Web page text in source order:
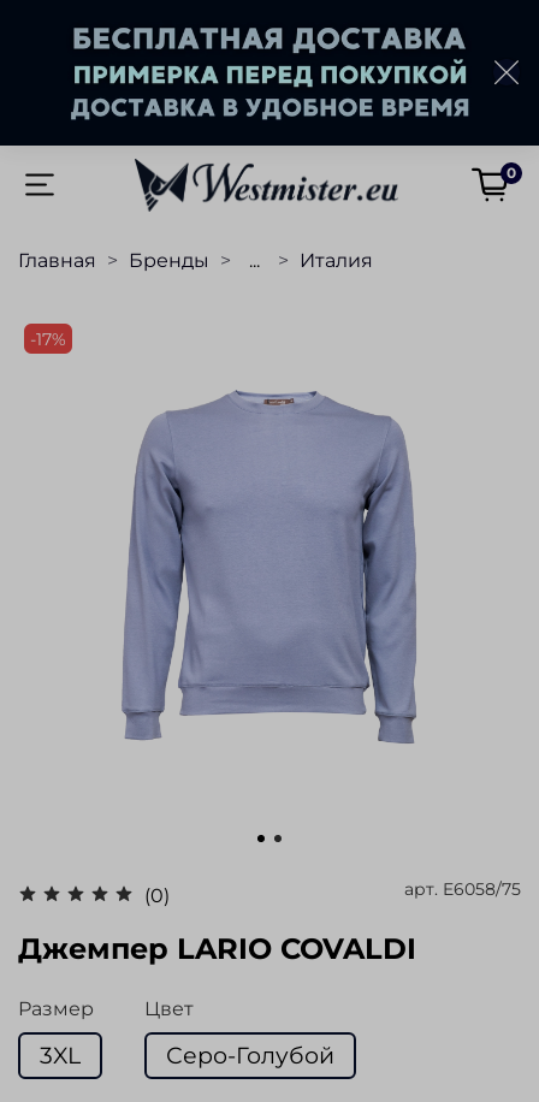
0
Главная Бренды ... Италия
-17%
(0) арт. E6058/75
Джемпер LARIO COVALDI
Размер
3XL
Цвет
Серо-Голубой